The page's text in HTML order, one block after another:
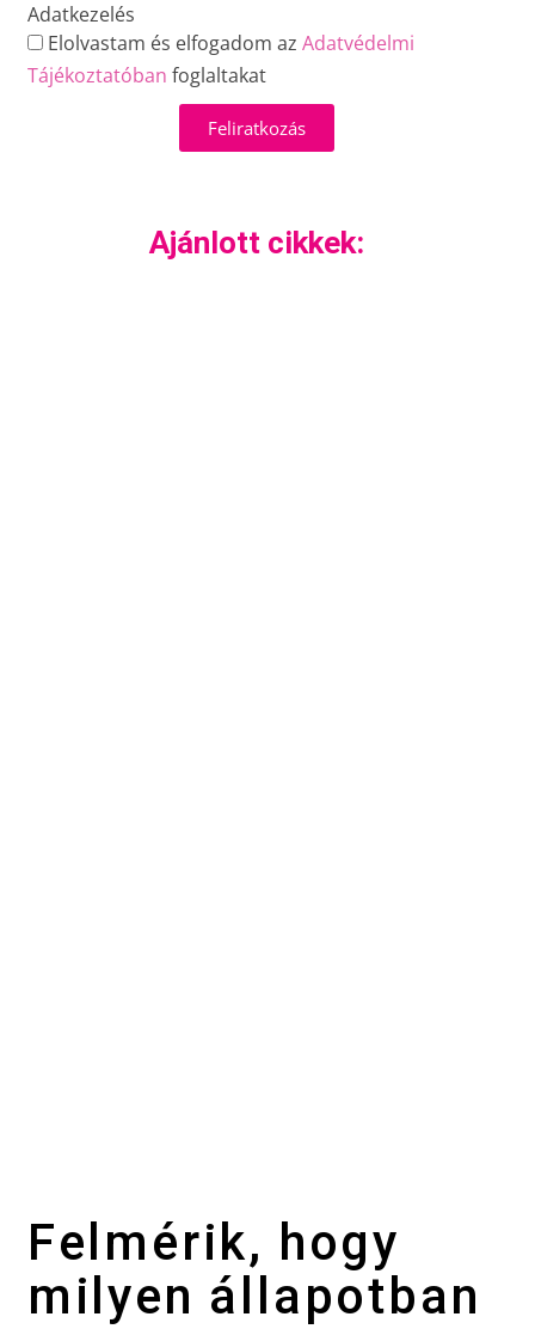
Adatkezelés
Elolvastam és elfogadom azAdatvédelmi
Tájékoztatóban foglaltakat
Feliratkozás
Ajánlott cikkek:
Felmérik, hogy
milyen állapotban